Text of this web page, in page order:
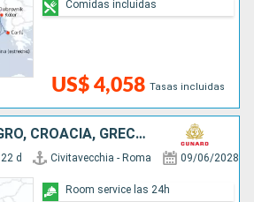
US$ 4,058 Tasas incluidas
Comidas incluidas
MALTA, MONTENEGRO, CROACIA, GRECIA, ITALIA, ESPAÑA, FRANCIA
22 d Civitavecchia - Roma 09/06/2028
Room service las 24h